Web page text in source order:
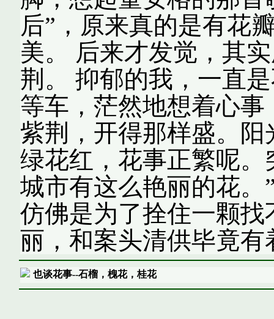
后”，原来真的是有花
美。 后来才发觉，其
荆。 抑郁的我，一直
等车，茫然地想着心
紫荆，开得那样盛。
绿花红，花事正繁呢
城市有这么艳丽的花
仿佛是为了拴住一颗
丽，和案头清供毕竟
也谈花事--石榴，槐花，桂花